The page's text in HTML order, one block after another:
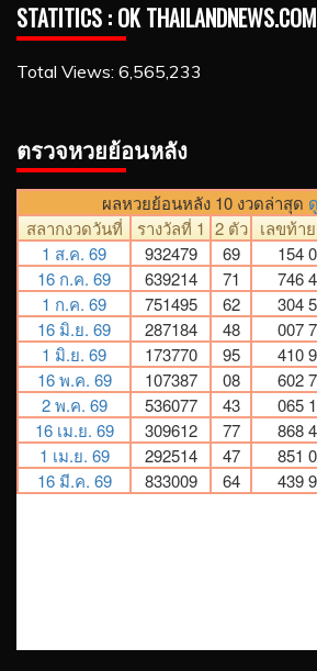
STATITICS : OK THAILANDNEWS.COM
Total Views: 6,565,233
ตรวจหวยย้อนหลัง